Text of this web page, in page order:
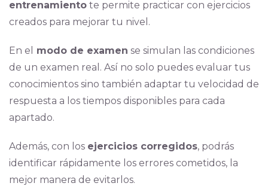
entrenamientote permite practicar con ejercicios
creados para mejorar tu nivel.
En el modo de examen se simulan las condiciones
de un examen real. Así no solo puedes evaluar tus
conocimientos sino también adaptar tu velocidad de
respuesta a los tiempos disponibles para cada
apartado.
Además, con los ejercicios corregidos, podrás
identificar rápidamente los errores cometidos, la
mejor manera de evitarlos.